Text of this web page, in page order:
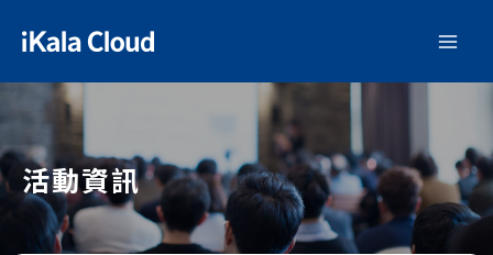
活動資訊